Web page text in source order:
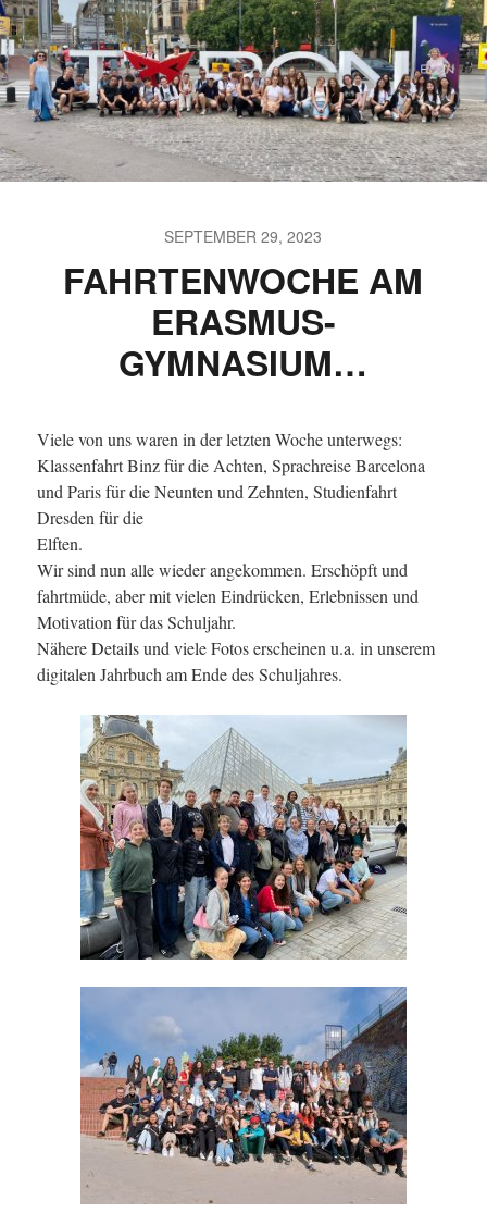
SEPTEMBER 29, 2023
FAHRTENWOCHE AM
ERASMUS-
GYMNASIUM…
Viele von uns waren in der letzten Woche unterwegs:
Klassenfahrt Binz für die Achten, Sprachreise Barcelona
und Paris für die Neunten und Zehnten, Studienfahrt
Dresden für die
Elften.
Wir sind nun alle wieder angekommen. Erschöpft und
fahrtmüde, aber mit vielen Eindrücken, Erlebnissen und
Motivation für das Schuljahr.
Nähere Details und viele Fotos erscheinen u.a. in unserem
digitalen Jahrbuch am Ende des Schuljahres.